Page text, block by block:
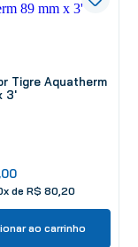
Tigre Aquatherm
3'
,00
x de R$ 80 20
ao carrinho